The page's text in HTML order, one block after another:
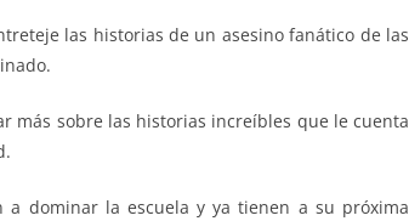
las historias de un asesino fanático de las
más sobre las historias increíbles que le cuenta
a dominar la escuela y ya tienen a su próxima